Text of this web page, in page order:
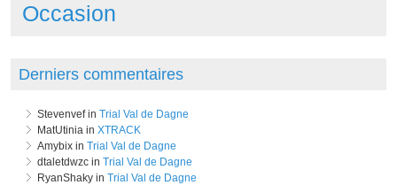
Occasion
Derniers commentaires
Stevenvef in Trial Val de Dagne
MatUtinia in XTRACK
Amybix in Trial Val de Dagne
dtaletdwzc in Trial Val de Dagne
RyanShaky in Trial Val de Dagne